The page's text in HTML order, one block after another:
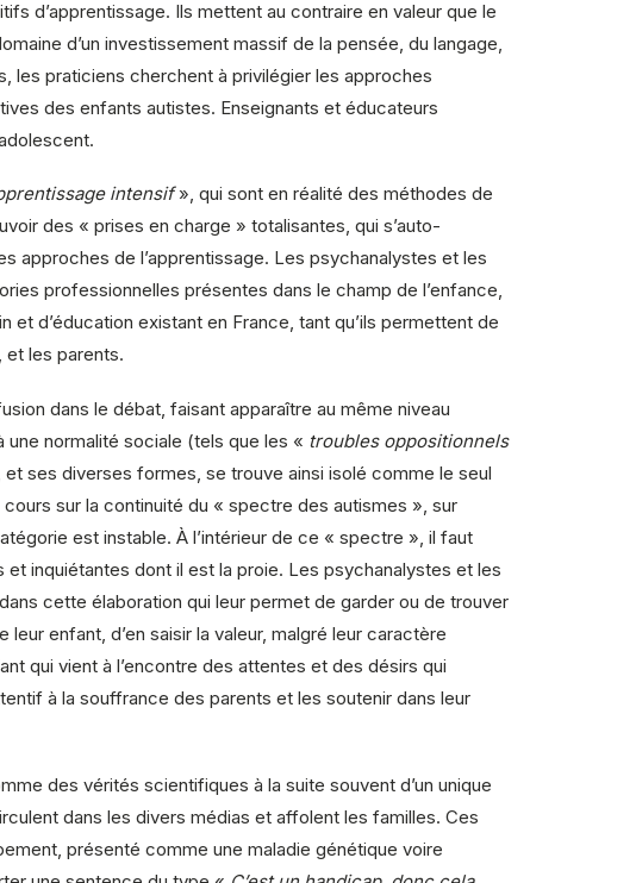
d’apprentissage. Ils mettent au contraire en valeur que le
d’un investissement massif de la pensée, du langage,
les praticiens cherchent à privilégier les approches
des enfants autistes. Enseignants et éducateurs
intensif», qui sont en réalité des méthodes de
des « prises en charge » totalisantes, qui s’auto-
approches de l’apprentissage. Les psychanalystes et les
professionnelles présentes dans le champ de l’enfance,
d’éducation existant en France, tant qu’ils permettent de
et les parents.
dans le débat, faisant apparaître au même niveau
normalité sociale (tels que les « troubles oppositionnels
et ses diverses formes, se trouve ainsi isolé comme le seul
sur la continuité du « spectre des autismes », sur
est instable. À l’intérieur de ce « spectre », il faut
inquiétantes dont il est la proie. Les psychanalystes et les
cette élaboration qui leur permet de garder ou de trouver
enfant, d’en saisir la valeur, malgré leur caractère
qui vient à l’encontre des attentes et des désirs qui
à la souffrance des parents et les soutenir dans leur
des vérités scientifiques à la suite souvent d’un unique
dans les divers médias et affolent les familles. Ces
présenté comme une maladie génétique voire